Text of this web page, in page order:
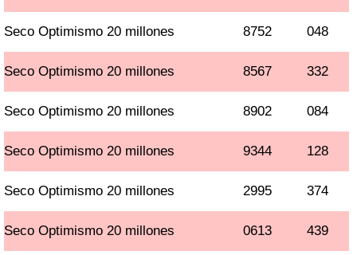
Seco Optimismo 20 millones 8752 048
Seco Optimismo 20 millones 8567 332
Seco Optimismo 20 millones 8902 084
Seco Optimismo 20 millones 9344 128
Seco Optimismo 20 millones 2995 374
Seco Optimismo 20 millones 0613 439